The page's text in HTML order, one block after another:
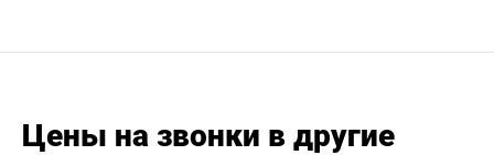
Цены на звонки в другие